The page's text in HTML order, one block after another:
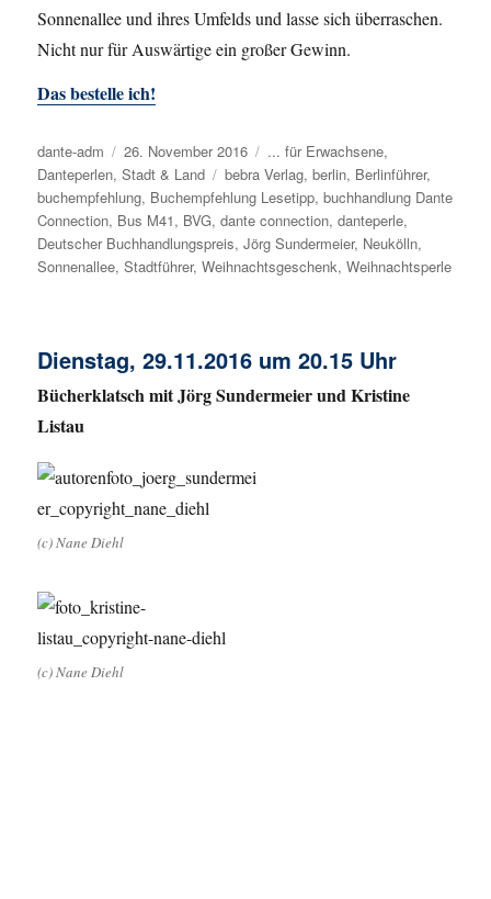
Sonnenallee und ihres Umfelds und lasse sich überraschen.
Nicht nur für Auswärtige ein großer Gewinn.
Das bestelle ich!
Autor
dante-adm
Veröffentlicht
am
26. November 2016 Kategorien
... für Erwachsene,
Danteperlen,Stadt & Land Schlagwörter
bebra Verlag,berlin, Berlinführer,
buchempfehlung, Buchempfehlung Lesetipp,buchhandlung Dante
Connection, Bus M41, BVG,dante connection,danteperle,
Deutscher Buchhandlungspreis,Jörg Sundermeier, Neukölln,
Sonnenallee,Stadtführer,Weihnachtsgeschenk,Weihnachtsperle
Dienstag, 29.11.2016 um 20.15 Uhr
Bücherklatsch mit Jörg Sundermeier und Kristine
Listau
(c) Nane Diehl
(c) Nane Diehl